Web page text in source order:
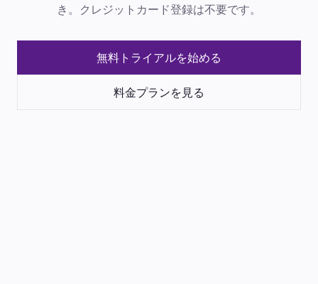
き。クレジットカード登録は不要です。
無料トライアルを始める
料金プランを見る